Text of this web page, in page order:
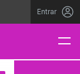
Entrar